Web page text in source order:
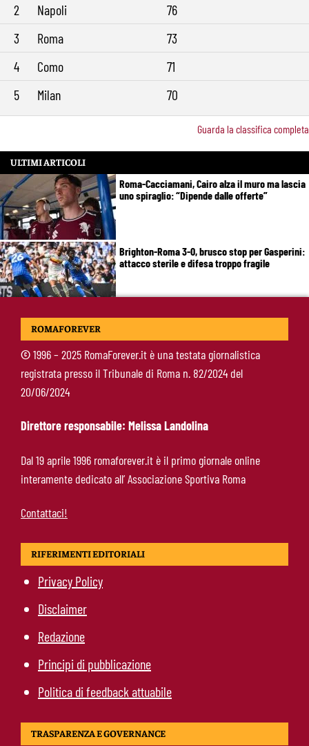
2
Napoli
76
3
Roma
73
4
Como
71
5
Milan 70
Guarda la classifica completa
ULTIMI ARTICOLI
Roma-Cacciamani, Cairo alza il muro ma lascia
uno spiraglio: “Dipende dalle offerte”
Brighton-Roma 3-0, brusco stop per Gasperini:
attacco sterile e difesa troppo fragile
McKennie sorprende tutti: “Il mio idolo era
Molina-Roma, arrivo oggi: il passaporto può
sbloccare un altro colpo
ROMAFOREVER
©1996 – 2025 RomaForever.it è una testata giornalistica
registrata presso il Tribunale di Roma n. 82/2024 del
20/06/2024
Direttore responsabile: Melissa Landolina
Dal 19 aprile 1996 romaforever.it è il primo giornale online
interamente dedicato all’ Associazione Sportiva Roma
Contattaci!
RIFERIMENTI EDITORIALI
Privacy Policy
Disclaimer
Redazione
Principi di pubblicazione
Politica di feedback attuabile
TRASPARENZA E GOVERNANCE